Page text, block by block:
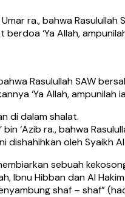
ra., bahwa
‘Ya Allah,
Rasulullah SAW
‘Ya Allah, ampunilah
di dalam shalat.
bin ‘Azib ra., bahwa
oleh Syaikh
sebuah
Ibnu Hibban dan Al
shaf – shaf”